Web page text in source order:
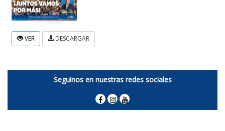
VER DESCARGAR
Seguinos en nuestras redes sociales